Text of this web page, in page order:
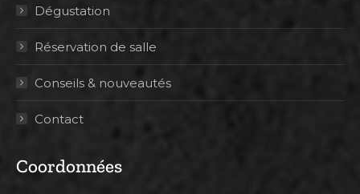
Dégustation
Réservation de salle
Conseils & nouveautés
Contact
Coordonnées